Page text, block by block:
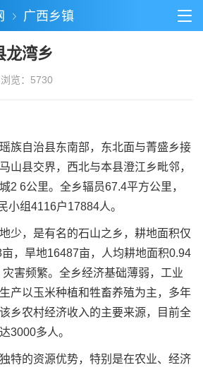
广西乡镇
龙湾乡
：5730
自治县东南部，东北面与菁盛乡接
山县交界，西北与本县澄江乡毗邻，
2 6公里。全乡辐员67.4平方公里，
小组4116户17884人。
，是有名的石山之乡，耕地面积仅
，旱地16487亩，人均耕地面积0.94
害频繁。全乡经济基础薄弱，工业
产以玉米种植和牲畜养殖为主，多年
乡农村经济收入的主要来源，目前全
3000多人。
的资源优势，特别是在农业、经济